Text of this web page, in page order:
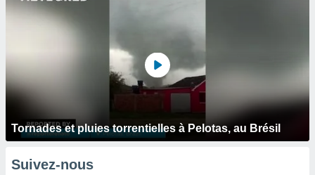
Tornades et pluies torrentielles à Pelotas, au Brésil
Suivez-nous